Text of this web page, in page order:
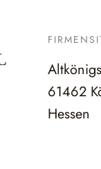
61462
Hessen